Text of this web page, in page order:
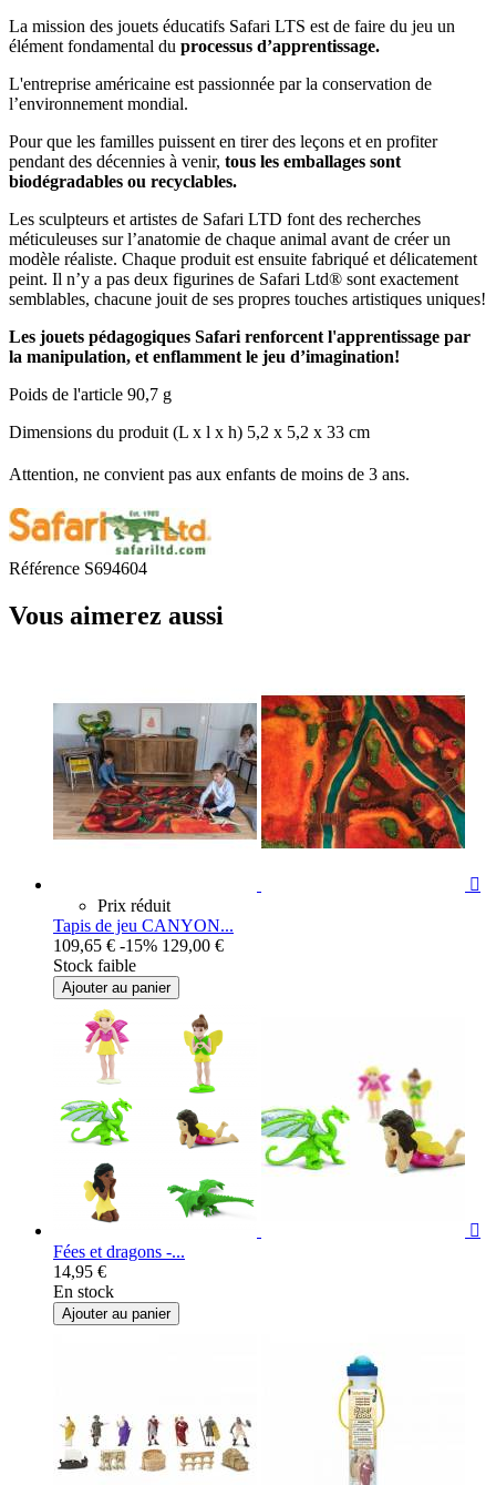
La mission des jouets éducatifs Safari LTS est de faire du jeu un
élément fondamental du processus d’apprentissage.
L'entreprise américaine est passionnée par la conservation de
l’environnement mondial.
Pour que les familles puissent en tirer des leçons et en profiter
pendant des décennies à venir, tous les emballages sont
biodégradables ou recyclables.
Les sculpteurs et artistes de Safari LTD font des recherches
méticuleuses sur l’anatomie de chaque animal avant de créer un
modèle réaliste. Chaque produit est ensuite fabriqué et délicatement
peint. Il n’y a pas deux figurines de Safari Ltd® sont exactement
semblables, chacune jouit de ses propres touches artistiques uniques!
Les jouets pédagogiques Safari renforcent l'apprentissage par
la manipulation, et enflamment le jeu d’imagination!
Poids de l'article 90,7 g
Dimensions du produit (L x l x h) 5,2 x 5,2 x 33 cm
Attention, ne convient pas aux enfants de moins de 3 ans.
Référence S694604
Vous aimerez aussi

Prix réduit
Tapis de jeu CANYON...
109,65 € -15% 129,00 €
Stock faible
Ajouter au panier

Fées et dragons -...
14,95 €
En stock
Ajouter au panier